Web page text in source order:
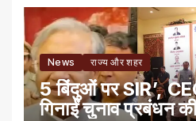
News राज्य और शहर
5 बिंदुओं पर SIR’,
गिनाईं चुनाव प्रबंधन